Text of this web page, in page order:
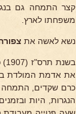
קצר התמחה גם
משפחתו לארץ.
נשא לאשה את
את אדמת המולדת
כרם שקדים, התמחה
הנגרות, היות